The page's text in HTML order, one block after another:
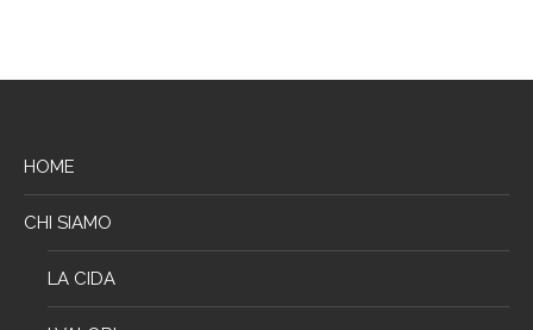
HOME
CHI SIAMO
LA CIDA